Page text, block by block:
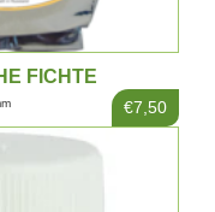
FICHTE
€7,50